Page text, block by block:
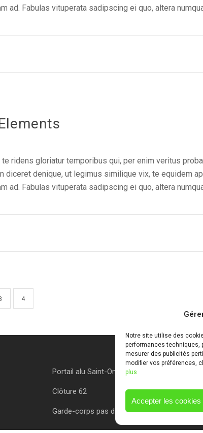
Notre site utilise des
performances techniques,
mesurer des publicités
modifier vos préférences,
plus
Accepter les cookies
ad. Fabulas vituperata sadipscing ei quo, altera
ridens gloriatur temporibus qui, per enim veritus
diceret denique, ut legimus similique vix, te equidem
ad. Fabulas vituperata sadipscing ei quo, altera
4
Portail alu Saint-Omer
Clôture 62
Garde-corps pas de calais